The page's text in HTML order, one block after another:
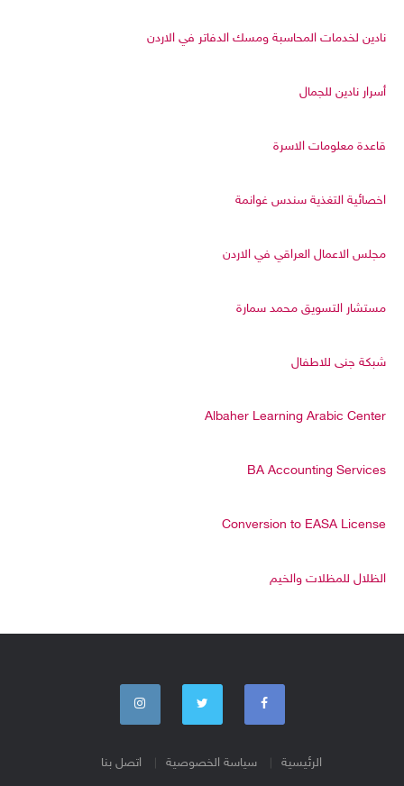
نادين لخدمات المحاسبة ومسك الدفاتر في الاردن
أسرار نادين للجمال
قاعدة معلومات الاسرة
اخصائية التغذية سندس غوانمة
مجلس الاعمال العراقي في الاردن
مستشار التسويق محمد سمارة
شبكة جنى للاطفال
Albaher Learning Arabic Center
BA Accounting Services
Conversion to EASA License
الظلال للمظلات والخيم
الرئيسية سياسة الخصوصية اتصل بنا